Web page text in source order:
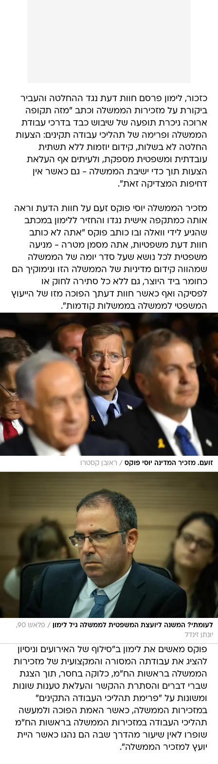
כזכור, לימון פרסם חוות דעת נגד ההחלטה והעביר
ביקורת על מזכירות הממשלה וכתב "מזה תקופה
ארוכה ניכרת תופעה של שיבוש כבד בדרכי עבודת
הממשלה ופרימה של תהליכי עבודה תקינים: הצעות
החלטה לא בשלות, קידום יוזמות ללא תשתית
עובדתית ומשפטית מספקת, ולעיתים אף העלאת
הצעות תוך כדי ישיבת הממשלה - גם כאשר אין
דחיפות המצדיקה זאת".
מזכיר הממשלה יוסי פוקס זעם על חוות הדעת וראה
אותה כמתקפה אישית נגדו והחזיר ללימון במכתב
שהגיע לידי וואלה ובו כותב פוקס "אתה לא כותב
חוות דעת משפטיות, אתה מסמן מטרה - מניעה
משפטית לכל נושא שעל סדר יומה של הממשלה
שמהווה קידום מדיניות של הממשלה הזו ונימוקיך הם
כחומר ביד היוצר, גם ללא כל סתירה לחוק או
לפסיקה ואף כאשר חוות דעתך הפוכה מזו של הייעוץ
המשפטי לממשלה בממשלות קודמות".
זועם. מזכיר המדינה יוסי פוקס / ראובן קסטרו
לעומתי? המשנה ליועצת המשפטית לממשלה גיל לימון /
פלאש 90,
יונתן זינדל
פוקס מאשים את לימון ב"סילוף של האירועים וניסיון
להציג את עבודתה המסורה והמקצועית של מזכירות
הממשלה בראשות הח"מ, כלוקה בחסר, תוך הצגת
שברי דברים והסתרת ההקשר והעלאת טענות שונות
ומשונות על "פרימת תהליכי העבודה התקינים"
במזכירות הממשלה, כאשר האמת הפוכה ולמעשה
תהליכי העבודה במזכירות הממשלה בראשות הח"מ
שופרו לאין שיעור מהדרך שבה הם נהגו כאשר היית
יועץ למזכיר הממשלה".